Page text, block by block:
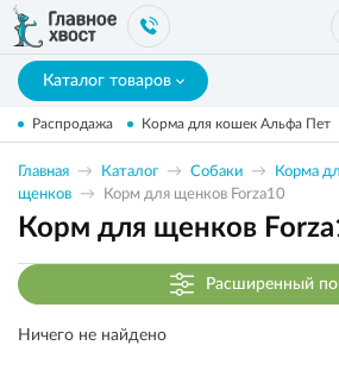
Каталог товаров
Распродажа Корма для кошек Альфа Пет
Главная Каталог Собаки Корма
щенков
Корм для щенков Forza10
Корм для щенков
Расширенный
Ничего не найдено